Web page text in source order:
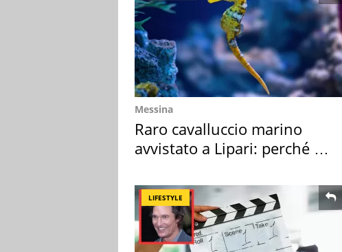
Messina
Raro cavalluccio marino
avvistato a Lipari: perché è
LIFESTYLE